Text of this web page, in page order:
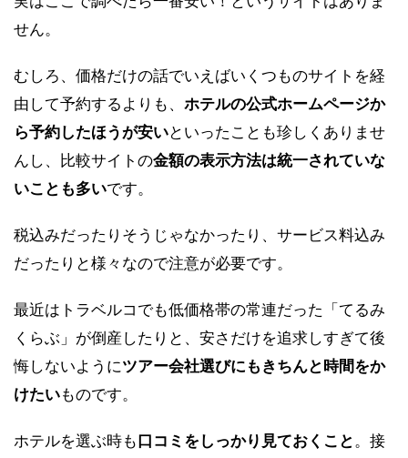
せん。
むしろ、価格だけの話でいえばいくつものサイトを経
由して予約するよりも、 ホテルの公式ホームページか
ら予約したほうが安いといったことも珍しくありませ
んし、比較サイトの金額の表示方法は統一されていな
いことも多いです。
税込みだったりそうじゃなかったり、サービス料込み
だったりと様々なので注意が必要です。
最近はトラベルコでも低価格帯の常連だった「てるみ
くらぶ」が倒産したりと、安さだけを追求しすぎて後
悔しないようにツアー会社選びにもきちんと時間をか
けたいものです。
ホテルを選ぶ時も口コミをしっかり見ておくこと 。接